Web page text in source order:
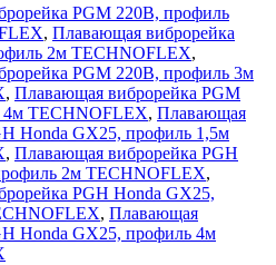
PGM 220В, профиль
, Плавающая виброрейка
2м TECHNOFLEX,
PGM 220В, профиль 3м
, Плавающая виброрейка PGM
4м TECHNOFLEX, Плавающая
Honda GX25, профиль 1,5м
, Плавающая виброрейка PGH
2м TECHNOFLEX,
PGH Honda GX25,
, Плавающая
Honda GX25, профиль 4м